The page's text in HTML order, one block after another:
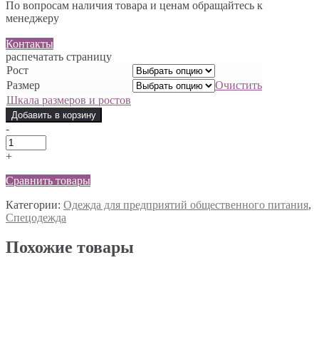
По вопросам наличия товара и ценам обращайтесь к
менеджеру
Контакты
распечатать страницу
Рост
Размер
Очистить
Шкала размеров и ростов
Добавить в корзину
-
+
Сравнить товары
Категории: Одежда для предприятий общественного питания,
Спецодежда
Похожие товары